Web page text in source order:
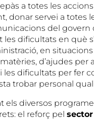
a totes les
donar servei a totes
del govern
dificultats en què
en
d’ajudes per
les dificultats per fer
trobar personal
els diversos
el reforç pel